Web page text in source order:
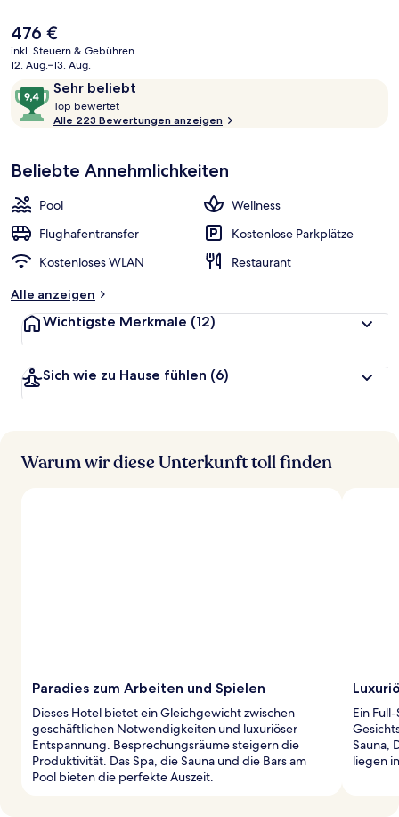
Anwendungen verwöhnen lassen. Votsalo, eins von 2 Restaurants,
serviert mediterrane Küche und ist zum Mittagessen und
Abendessen geöffnet. Als weitere Highlights bietet dieses Hotel im
luxuriösen Stil einen rund um die Uhr geöffneten Fitnessbereich,
einen Fitnessbereich und 2 Poolbars. Andere Reisende lieben das
hilfsbereite Personal.
Der
aktuelle
Preis
476 €.
476 €
inkl. Steuern & Gebühren
12. Aug.–13. Aug.
Bewertungen
Sehr beliebt
9,4
von
10,
beliebt
Top bewertet
o
b
r
e
Alle 223 Bewertungen anzeigen
Beliebte Annehmlichkeiten
Pool
Wellness
Flughafentransfer
Kostenlose Parkplätze
Kostenloses WLAN
Restaurant
Alle anzeigen
Wichtigste Merkmale (12)
Sich wie zu Hause fühlen (6)
Warum wir diese Unterkunft toll finden
Paradies zum Arbeiten und Spielen
Dieses Hotel bietet ein Gleichgewicht zwischen
geschäftlichen Notwendigkeiten und luxuriöser
Entspannung. Besprechungsräume steigern die
Produktivität. Das Spa, die Sauna und die Bars am
Pool bieten die perfekte Auszeit.
Ein
Sauna,
liegen